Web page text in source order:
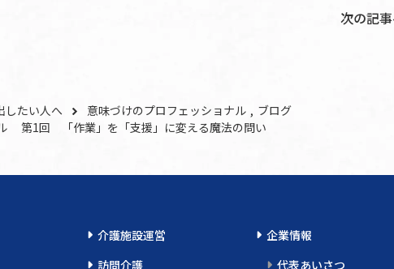
次の記
したい人へ 意味づけのプロフェッショナル
ブログ
第1回 「作業」を「支援」に変える魔法の問い
介護施設運営
訪問介護
企業情報
代表あいさつ